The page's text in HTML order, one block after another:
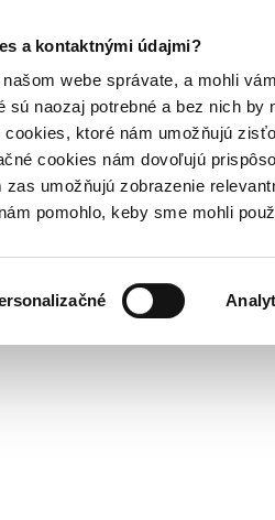
a kontaktnými údajmi?
webe správate, a mohli
sú naozaj potrebné a bez nich by
ktoré nám umožňujú
cookies nám dovoľujú
umožňujú zobrazenie
pomohlo, keby sme mohli